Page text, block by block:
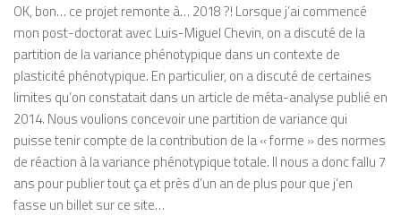
OK, bon… ce projet remonte à… 2018 ?! Lorsque j’ai commencé
mon post-doctorat avec Luis-Miguel Chevin, on a discuté de la
partition de la variance phénotypique dans un contexte de
plasticité phénotypique. En particulier, on a discuté de certaines
limites qu’on constatait dans un article de méta-analyse publié en
2014. Nous voulions concevoir une partition de variance qui
puisse tenir compte de la contribution de la « forme » des normes
de réaction à la variance phénotypique totale. Il nous a donc fallu 7
ans pour publier tout ça et près d’un an de plus pour que j’en
fasse un billet sur ce site…